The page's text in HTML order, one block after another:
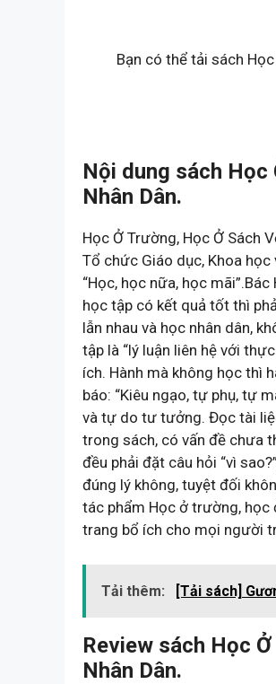
Bạn có thể tải sách
Nội dung sách Học
Nhân Dân.
Học Ở Trường, Học Ở Sách
Tổ chức Giáo dục, Khoa học
“Học, học nữa, học
học tập có kết quả tốt thì
lẫn nhau và học nhân dân,
tập là “lý luận liên hệ với
ích. Hành mà không học thì
báo: “Kiêu ngạo, tự phụ, tự
và tự do tư tưởng. Đọc tài
trong sách, có vấn đề chưa
đều phải đặt câu hỏi “vì
đúng lý không, tuyệt đối
tác phẩm Học ở trường, học
trang bổ ích cho mọi người
Tải thêm: [Tải sách]
Review sách Học
Nhân Dân.